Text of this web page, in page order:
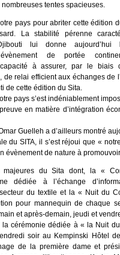
tentes spacieuses.
pays pour abriter cette édition
La stabilité pérenne
lui donne aujourd’hui
de portée
à assurer, par le biais
de relai efficient aux échanges
de cette édition du Sita.
pays s’est indéniablement
en matière d’intégration
Guelleh a d’ailleurs montré
du SITA, il s’est réjoui que «
évènement de nature à
majeures du Sita dont, la «
dédiée à l’échange
du textile et la « Nuit du
pour mannequin de chaque
et après-demain, jeudi et
la cérémonie dédiée à « la Nuit
soir au Kempinski Hôtel
de la première dame et